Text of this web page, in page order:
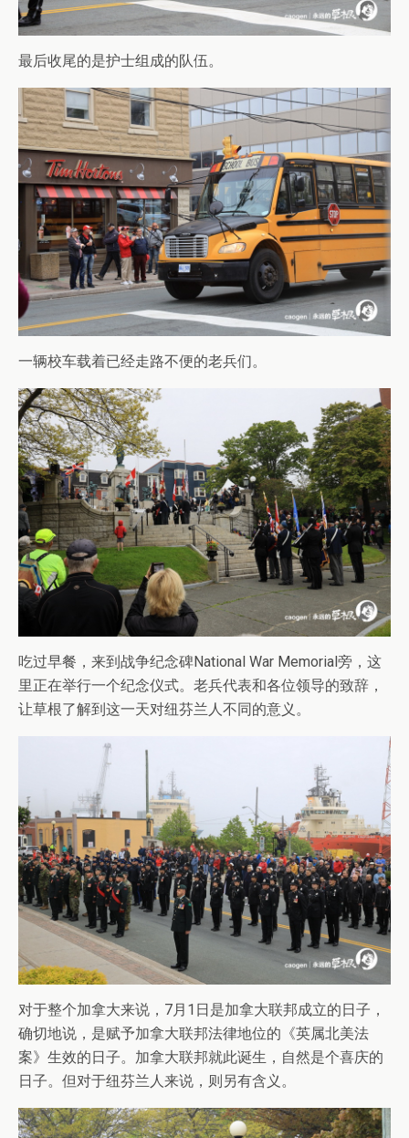
最后收尾的是护士组成的队伍。
一辆校车载着已经走路不便的老兵们。
吃过早餐，来到战争纪念碑National War Memorial旁，这
里正在举行一个纪念仪式。老兵代表和各位领导的致辞，
让草根了解到这一天对纽芬兰人不同的意义。
对于整个加拿大来说，7月1日是加拿大联邦成立的日子，
确切地说，是赋予加拿大联邦法律地位的《英属北美法
案》生效的日子。加拿大联邦就此诞生，自然是个喜庆的
日子。但对于纽芬兰人来说，则另有含义。